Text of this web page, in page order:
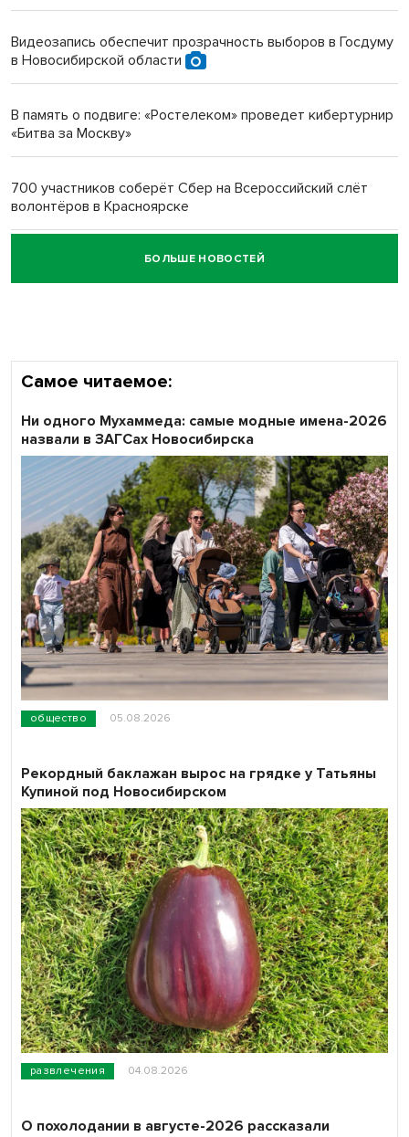
Новосибирский преподаватель с женой вошли в топ-16
Видеозапись обеспечит прозрачность выборов в Госдуму
в Новосибирской области
В память о подвиге: «Ростелеком» проведет кибертурнир
«Битва за Москву»
700 участников соберёт Сбер на Всероссийский слёт
волонтёров в Красноярске
Честный выбор: видеонаблюдение обеспечит
объективность результатов ЕДГ в Новосибирской
БОЛЬШЕ НОВОСТЕЙ
Самое читаемое:
общество 05.08.2026
Ни одного Мухаммеда: самые модные имена-2026
назвали в ЗАГСах Новосибирска
развлечения 04.08.2026
Рекордный баклажан вырос на грядке у Татьяны
Купиной под Новосибирском
О похолодании в августе-2026 рассказали